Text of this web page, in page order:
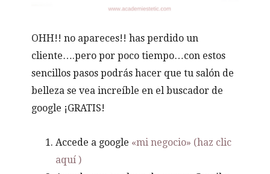
OHH!! no apareces!! has perdido un
cliente….pero por poco tiempo…con estos
sencillos pasos podrás hacer que tu salón de
belleza se vea increíble en el buscador de
google ¡GRATIS!
Accede a google «mi negocio» (haz clic
aquí )